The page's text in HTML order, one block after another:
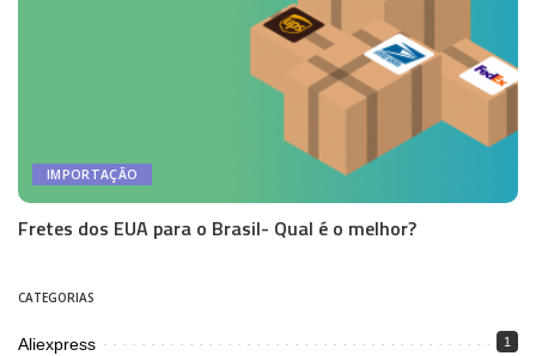
IMPORTAÇÃO
Fretes dos EUA para o Brasil- Qual é o melhor?
CATEGORIAS
Aliexpress 1